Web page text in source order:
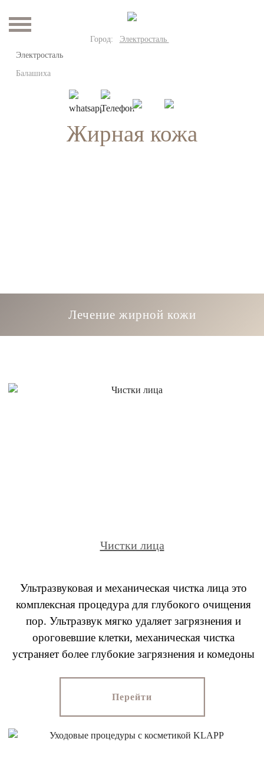
Город:
Электросталь
Электросталь
Балашиха
Жирная кожа
Лечение жирной кожи
Чистки лица
Ультразвуковая и механическая чистка лица это
комплексная процедура для глубокого очищения
пор. Ультразвук мягко удаляет загрязнения и
ороговевшие клетки, механическая чистка
устраняет более глубокие загрязнения и комедоны
Перейти